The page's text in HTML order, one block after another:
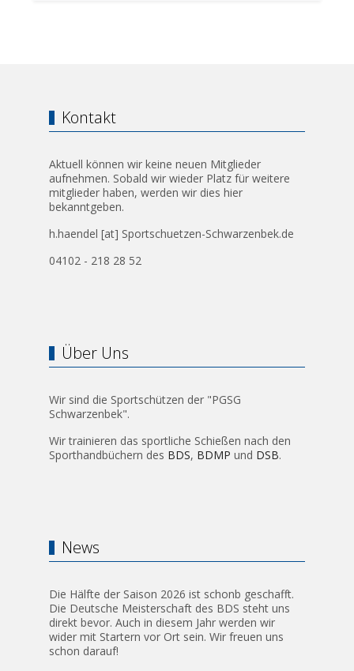
Kontakt
Aktuell können wir keine neuen Mitglieder
aufnehmen. Sobald wir wieder Platz für weitere
mitglieder haben, werden wir dies hier
bekanntgeben.
h.haendel [at] Sportschuetzen-Schwarzenbek.de
04102 - 218 28 52
Über Uns
Wir sind die Sportschützen der "PGSG
Schwarzenbek".
Wir trainieren das sportliche Schießen nach den
Sporthandbüchern des BDS, BDMP und DSB.
News
Die Hälfte der Saison 2026 ist schonb geschafft.
Die Deutsche Meisterschaft des BDS steht uns
direkt bevor. Auch in diesem Jahr werden wir
wider mit Startern vor Ort sein. Wir freuen uns
schon darauf!